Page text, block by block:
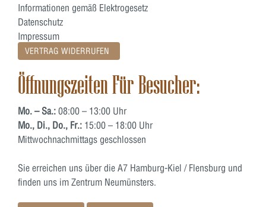
Informationen gemäß Elektrogesetz
Datenschutz
Impressum
VERTRAG WIDERRUFEN
Öffnungszeiten Für Besucher:
Mo. – Sa.: 08:00 – 13:00 Uhr
Mo., Di., Do., Fr.: 15:00 – 18:00 Uhr
Mittwochnachmittags geschlossen
Sie erreichen uns über die A7 Hamburg-Kiel / Flensburg und
finden uns im Zentrum Neumünsters.